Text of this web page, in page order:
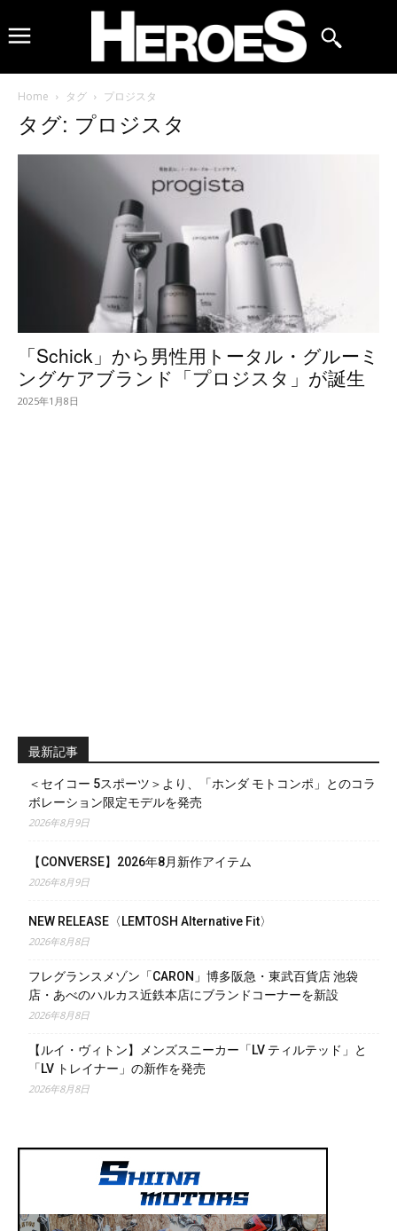
Home タグ プロジスタ
タグ: プロジスタ
「Schick」から男性用トータル・グルーミ
ングケアブランド「プロジスタ」が誕生
2025年1月8日
最新記事
＜セイコー 5スポーツ＞より、「ホンダ モトコンポ」とのコラ
ボレーション限定モデルを発売
2026年8月9日
【CONVERSE】2026年8月新作アイテム
2026年8月9日
NEW RELEASE〈LEMTOSH Alternative Fit〉
2026年8月8日
フレグランスメゾン「CARON」博多阪急・東武百貨店 池袋
店・あべのハルカス近鉄本店にブランドコーナーを新設
2026年8月8日
【ルイ・ヴィトン】メンズスニーカー「LV ティルテッド」と
「LV トレイナー」の新作を発売
2026年8月8日